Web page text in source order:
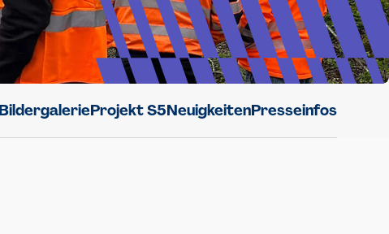
BildergalerieProjekt S5NeuigkeitenPresseinfos